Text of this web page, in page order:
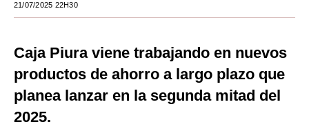
Mundo
México
España
Internacional
21/07/2025 22H30
Caja Piura viene trabajando en nuevos
productos de ahorro a largo plazo que
planea lanzar en la segunda mitad del
2025.